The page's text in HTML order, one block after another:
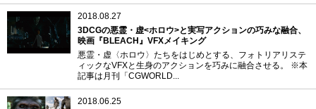
2018.08.27
3DCGの悪霊・虚<ホロウ>と実写アクションの巧みな融合、
映画『BLEACH』VFXメイキング
悪霊・虚〈ホロウ〉たちをはじめとする、フォトリアリステ
ィックなVFXと生身のアクションを巧みに融合させる。 ※本
記事は月刊「CGWORLD...
2018.06.25